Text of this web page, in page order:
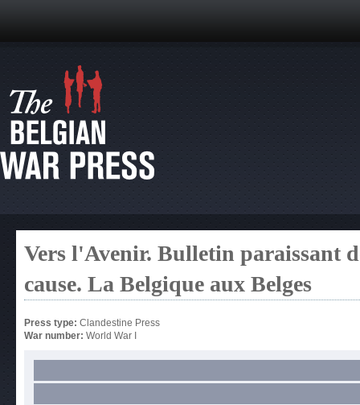
Vers l'Avenir. Bulletin paraissant
cause. La Belgique aux Belges
Press type: Clandestine Press
War number: World War I